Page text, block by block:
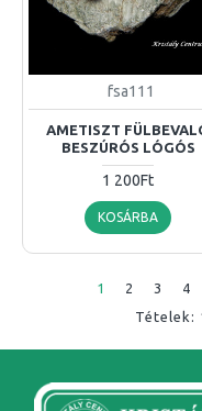
fsa111
AMETISZT
BESZÚRÓS LÓGÓS
1 200Ft
KOSÁRBA
1 2 3 4
Tételek: